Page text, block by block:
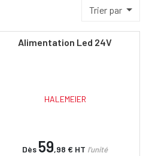
Trier par
Alimentation Led 24V
HALEMEIER
Dès 59,98 € HT l'unité